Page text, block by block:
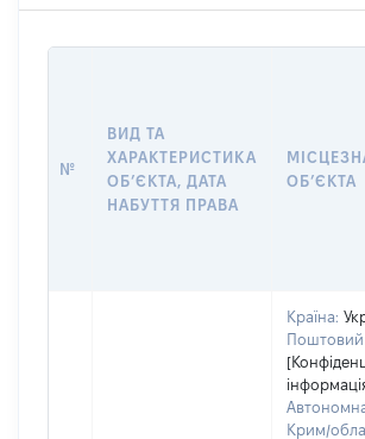
№
ВИД ТА
ХАРАКТЕРИСТИКА
ОБʼЄКТА, ДАТА
НАБУТТЯ ПРАВА
ОБʼЄКТА
Країна:
Поштовий
Крим/